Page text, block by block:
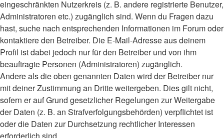
eingeschränkten Nutzerkreis (z. B. andere registrierte Benutzer,
Administratoren etc.) zugänglich sind. Wenn du Fragen dazu
hast, suche nach entsprechenden Informationen im Forum oder
kontaktiere den Betreiber. Die E-Mail-Adresse aus deinem
Profil ist dabei jedoch nur für den Betreiber und von ihm
beauftragte Personen (Administratoren) zugänglich.
Andere als die oben genannten Daten wird der Betreiber nur
mit deiner Zustimmung an Dritte weitergeben. Dies gilt nicht,
sofern er auf Grund gesetzlicher Regelungen zur Weitergabe
der Daten (z. B. an Strafverfolgungsbehörden) verpflichtet ist
oder die Daten zur Durchsetzung rechtlicher Interessen